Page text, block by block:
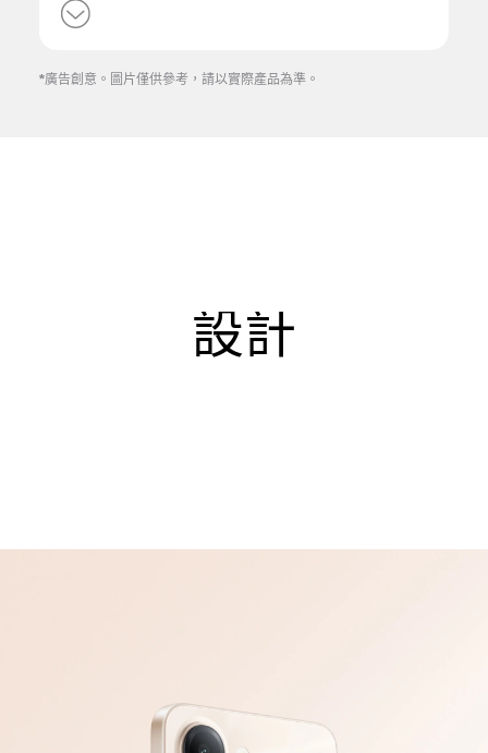
*廣告創意。圖片僅供參考，請以實際產品為準。
設計